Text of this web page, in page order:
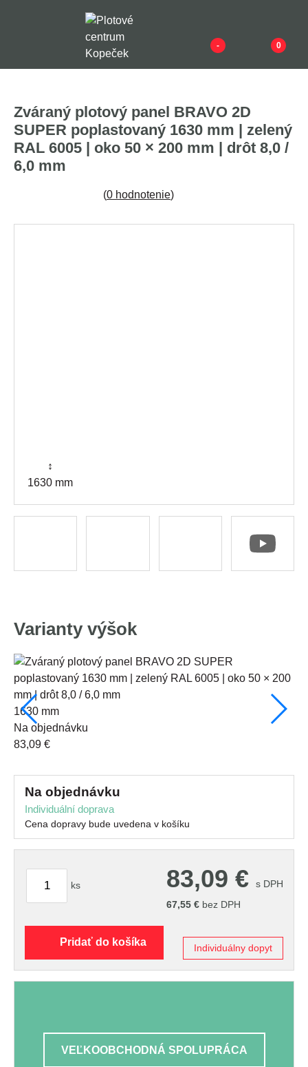
- 0
Zváraný plotový panel BRAVO 2D
SUPER poplastovaný 1630 mm | zelený
RAL 6005 | oko 50 × 200 mm | drôt 8,0 /
6,0 mm
(0 hodnotenie)
↕
1630 mm
Varianty výšok
1630 mm
na objednávku
83,09 €
na objednávku
Individuální doprava
Cena dopravy bude uvedena v košíku
ks 83,09 €
s DPH
67,55 € bez DPH
Pridať do košíka Individuálny dopyt
VEĽKOOBCHODNÁ SPOLUPRÁCA